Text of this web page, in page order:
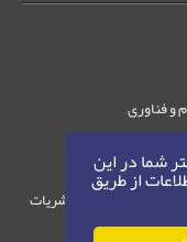
شما در این
از طریق
و فناوری
سامانه مدیریت نشریات
است.